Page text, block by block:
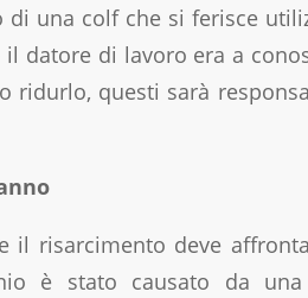
una colf che si ferisce
datore di lavoro era a
ridurlo, questi sarà
risarcimento deve
è stato causato da